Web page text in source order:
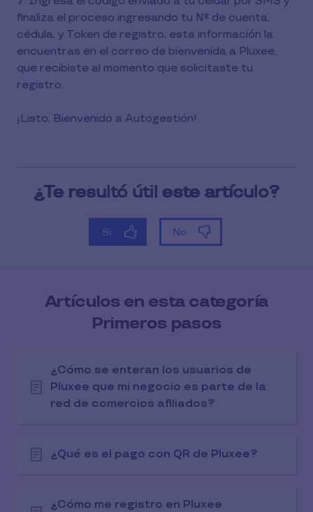
finaliza el proceso ingresando tu N° de cuenta,
cédula, y Token de registro, esta información la
encuentras en el correo de bienvenida a Pluxee,
que recibiste al momento que solicitaste tu
registro.
¡Listo, Bienvenido a Autogestión!
Artículos en esta categoría
Primeros pasos
¿Cómo se enteran los usuarios de
Pluxee que mi negocio es parte de la
red de comercios afiliados?
¿Qué es el pago con QR de Pluxee?
¿Cómo me registro en Pluxee